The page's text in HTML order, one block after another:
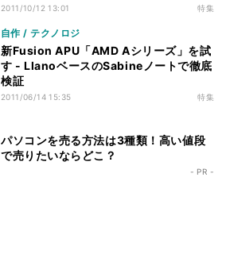
2011/10/12 13:01 特集
自作 / テクノロジ
新Fusion APU「AMD Aシリーズ」を試
す - LlanoベースのSabineノートで徹底
検証
2011/06/14 15:35 特集
パソコンを売る方法は3種類！高い値段
で売りたいならどこ？
- PR -